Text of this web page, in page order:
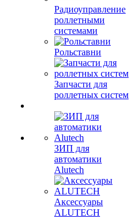
Радиоуправление
роллетными
системами
Рольставни
Запчасти для
роллетных систем
ЗИП для
автоматики
Alutech
Аксессуары
ALUTECH